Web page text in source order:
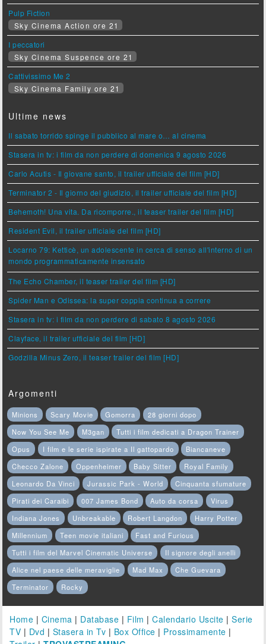
Pulp Fiction
Sky Cinema Action ore 21
I peccatori
Sky Cinema Suspence ore 21
Cattivissimo Me 2
Sky Cinema Family ore 21
Ultime news
Il sabato torrido spinge il pubblico al mare o… al cinema
Stasera in tv: i film da non perdere di domenica 9 agosto 2026
Carlo Acutis - Il giovane santo, il trailer ufficiale del film [HD]
Terminator 2 - Il giorno del giudizio, il trailer ufficiale del film [HD]
Behemoth! Una vita. Da ricomporre., il teaser trailer del film [HD]
Resident Evil, il trailer ufficiale del film [HD]
Locarno 79: Ketticè, un adolescente in cerca di senso all'interno di un
mondo programmaticamente insensato
The Echo Chamber, il teaser trailer del film [HD]
Spider Man e Odissea: la super coppia continua a correre
Stasera in tv: i film da non perdere di sabato 8 agosto 2026
Clayface, il trailer ufficiale del film [HD]
Godzilla Minus Zero, il teaser trailer del film [HD]
Argomenti
Minions Scary Movie Gomorra
28 giorni dopo
Now You See Me
M3gan
Tutti i film dedicati a Dragon Trainer
Opus
I film e le serie ispirate a Il gattopardo
Biancaneve
Checco Zalone
Oppenheimer Baby Sitter
Royal Family
Leonardo Da Vinci
Jurassic Park - World
Cinquanta sfumature
Pirati dei Caraibi
007 James Bond Auto da corsa
Virus
Indiana Jones
Unbreakable Robert Langdon
Harry Potter
Millennium
Teen movie italiani
Fast and Furious
Tutti i film del Marvel Cinematic Universe
Il signore degli anelli
Alice nel paese delle meraviglie
Mad Max
Che Guevara
Terminator
Rocky
Home | Cinema | Database | Film |Calendario Uscite |Serie
TV | Dvd | Stasera in Tv | Box Office | Prossimamente |